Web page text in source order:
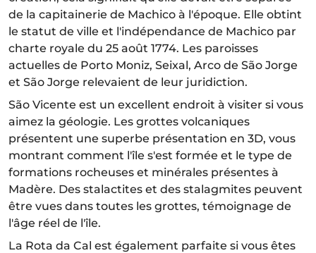
de la capitainerie de Machico à l'époque. Elle obtint
le statut de ville et l'indépendance de Machico par
charte royale du 25 août 1774. Les paroisses
actuelles de Porto Moniz, Seixal, Arco de São Jorge
et São Jorge relevaient de leur juridiction.
São Vicente est un excellent endroit à visiter si vous
aimez la géologie. Les grottes volcaniques
présentent une superbe présentation en 3D, vous
montrant comment l'île s'est formée et le type de
formations rocheuses et minérales présentes à
Madère. Des stalactites et des stalagmites peuvent
être vues dans toutes les grottes, témoignage de
l'âge réel de l'île.
La Rota da Cal est également parfaite si vous êtes